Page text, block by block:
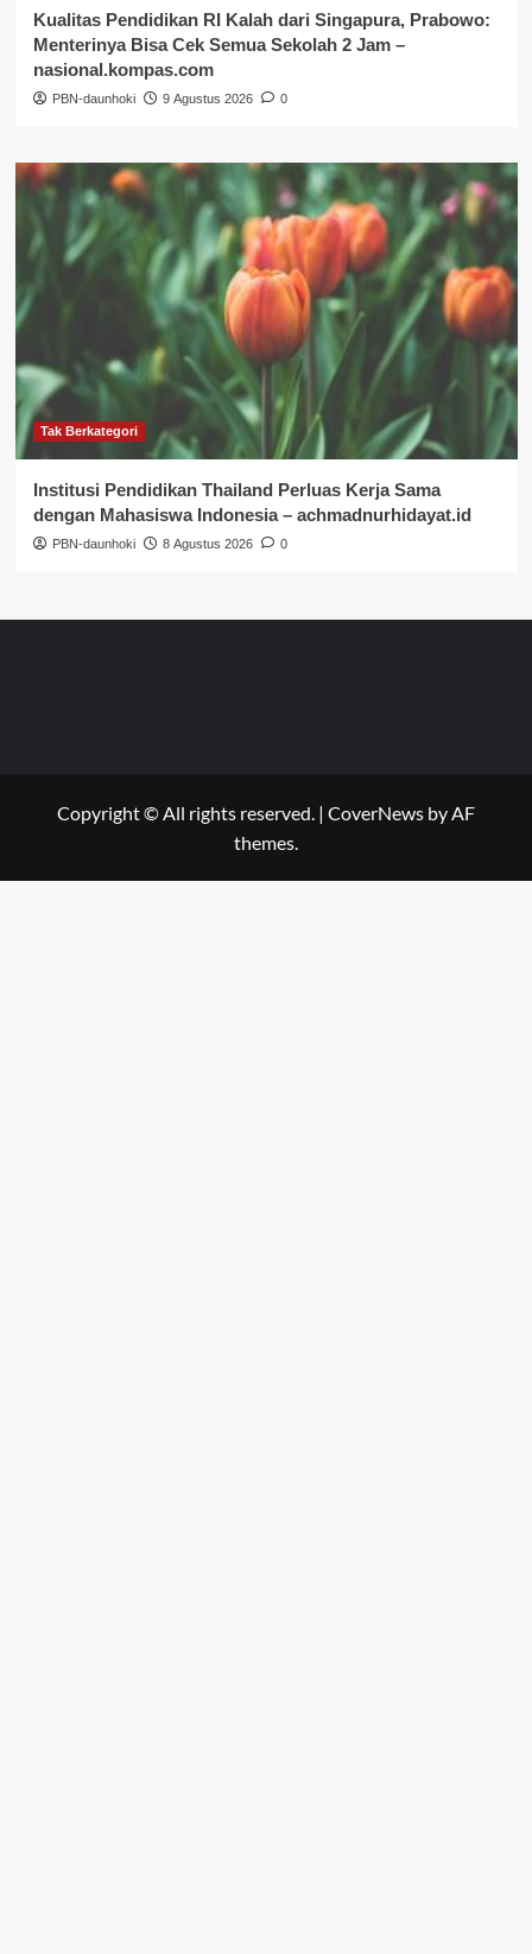
Kualitas Pendidikan RI Kalah dari Singapura, Prabowo:
Menterinya Bisa Cek Semua Sekolah 2 Jam –
nasional.kompas.com
PBN-daunhoki 9 Agustus 2026 0
Tak Berkategori
Institusi Pendidikan Thailand Perluas Kerja Sama
dengan Mahasiswa Indonesia – achmadnurhidayat.id
PBN-daunhoki 8 Agustus 2026 0
Copyright © All rights reserved. | CoverNews by AF
themes.